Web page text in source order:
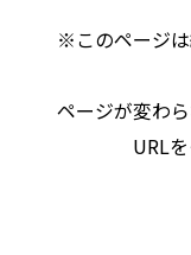
※このページ
ページが変わ
URL